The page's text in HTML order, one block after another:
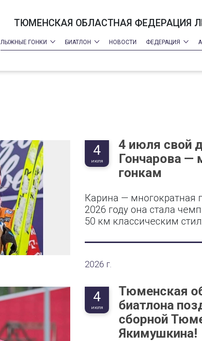
ТЮМЕНСКАЯ ОБЛАСТНАЯ ФЕДЕРАЦИЯ
ЛЫЖНЫЕ ГОНКИ БИАТЛОН НОВОСТИ ФЕДЕРАЦИЯ
4
ИЮЛЯ
4 июля свой
Гончарова —
гонкам
Карина — многократная
2026 году она стала
50 км классическим
2026 г.
4
ИЮЛЯ
Тюменская
биатлона
сборной
Якимушкина!